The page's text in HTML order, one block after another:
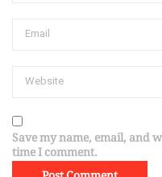
Save my name, email, and
time I comment.